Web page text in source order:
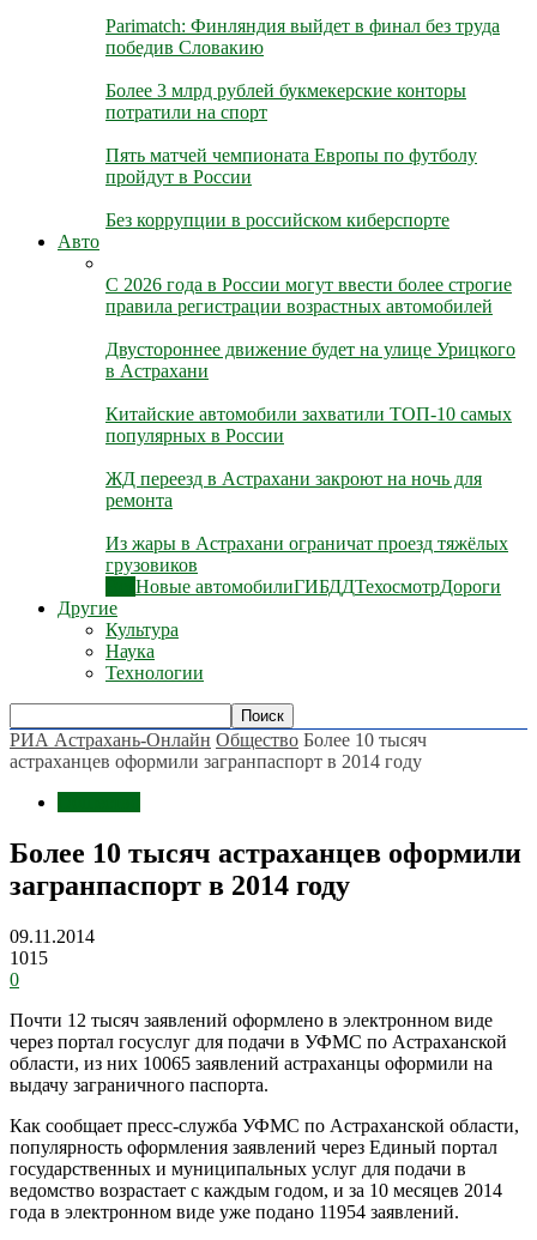
Parimatch: Финляндия выйдет в финал без труда
победив Словакию
Более 3 млрд рублей букмекерские конторы
потратили на спорт
Пять матчей чемпионата Европы по футболу
пройдут в России
Без коррупции в российском киберспорте
Авто
С 2026 года в России могут ввести более строгие
правила регистрации возрастных автомобилей
Двустороннее движение будет на улице Урицкого
в Астрахани
Китайские автомобили захватили ТОП-10 самых
популярных в России
ЖД переезд в Астрахани закроют на ночь для
ремонта
Из жары в Астрахани ограничат проезд тяжёлых
грузовиков
Новые автомобилиГИБДДТехосмотрДороги
Другие
Культура
Наука
Технологии
РИА Астрахань-Онлайн Общество Более 10 тысяч
астраханцев оформили загранпаспорт в 2014 году
Более 10 тысяч астраханцев оформили
загранпаспорт в 2014 году
09.11.2014
1015
0
Почти 12 тысяч заявлений оформлено в электронном виде
через портал госуслуг для подачи в УФМС по Астраханской
области, из них 10065 заявлений астраханцы оформили на
выдачу заграничного паспорта.
Как сообщает пресс-служба УФМС по Астраханской области,
популярность оформления заявлений через Единый портал
государственных и муниципальных услуг для подачи в
ведомство возрастает с каждым годом, и за 10 месяцев 2014
года в электронном виде уже подано 11954 заявлений.